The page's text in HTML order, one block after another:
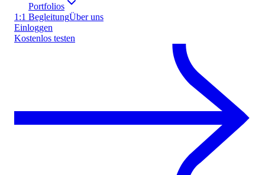
Portfolios
1:1 BegleitungÜber uns
Einloggen
Kostenlos testen